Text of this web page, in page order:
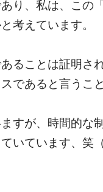
り、私は、この
考えています。
ることは証明さ
であると言うこ
すが、時間的な
いています、笑